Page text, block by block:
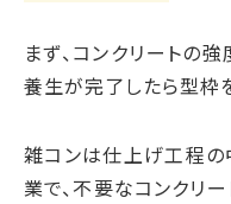
まず、コンクリートの
養生が完了したら型枠
雑コンは仕上げ工程の
業で、不要なコンクリー